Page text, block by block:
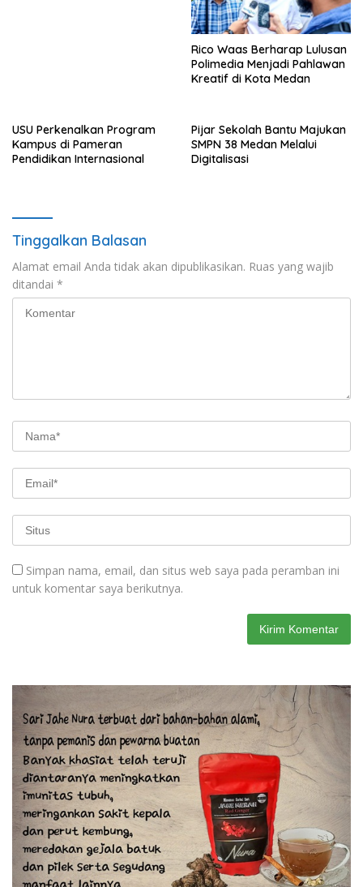
Rico Waas Berharap Lulusan
Polimedia Menjadi Pahlawan
Kreatif di Kota Medan
USU Perkenalkan Program
Kampus di Pameran
Pendidikan Internasional
Pijar Sekolah Bantu Majukan
SMPN 38 Medan Melalui
Digitalisasi
Tinggalkan Balasan
Alamat email Anda tidak akan dipublikasikan. Ruas yang wajib
ditandai *
Simpan nama, email, dan situs web saya pada peramban ini
untuk komentar saya berikutnya.